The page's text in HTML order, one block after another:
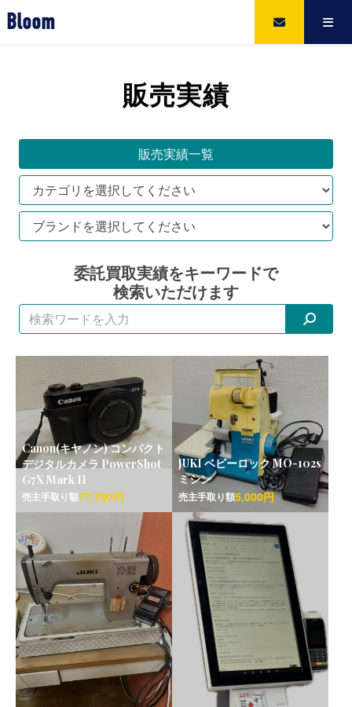
Bloom
販売実績
販売実績一覧
委託買取実績をキーワードで
検索いただけます
Canon(キヤノン) コンパクト
デジタルカメラ PowerShot
G7X Mark II
売主手取り額77,700円
JUKI ベビーロック MO-102s
ミシン
売主手取り額5,000円